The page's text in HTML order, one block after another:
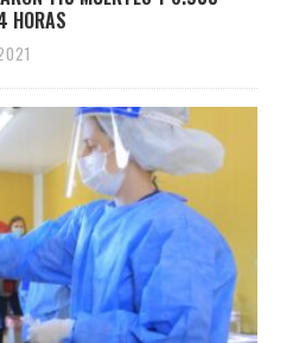
HORAS